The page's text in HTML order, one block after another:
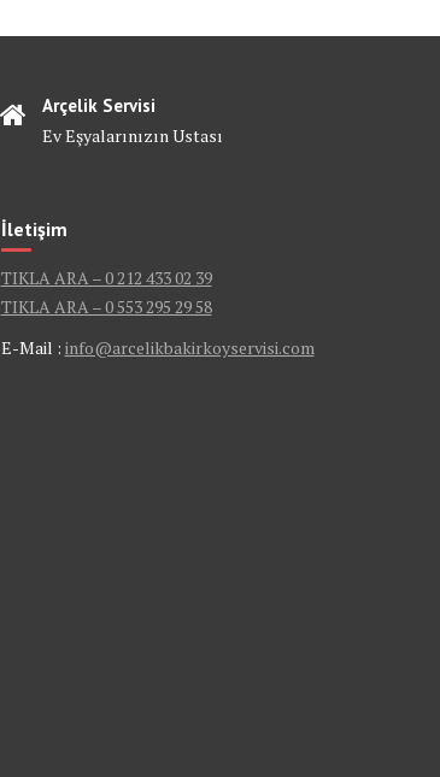
Arçelik Servisi
Ev Eşyalarınızın Ustası
İletişim
TIKLA ARA – 0 212 433 02 39
TIKLA ARA – 0 553 295 29 58
E-Mail : info@arcelikbakirkoyservisi.com